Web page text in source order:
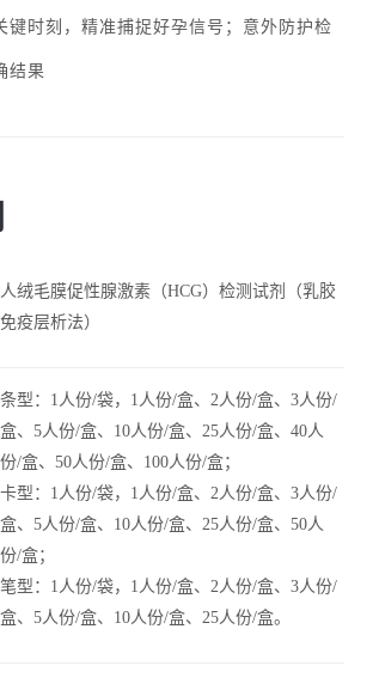
键时刻， 精准捕捉好孕信号； 意外防护检
结果
人绒毛膜促性腺激素（HCG）检测试剂（乳胶
免疫层析法）
条型：1人份/袋，1人份/盒、2人份/盒、3人份/
盒、5人份/盒、10人份/盒、25人份/盒、40人
份/盒、50人份/盒、100人份/盒；
卡型：1人份/袋，1人份/盒、2人份/盒、3人份/
盒、5人份/盒、10人份/盒、25人份/盒、50人
份/盒；
笔型：1人份/袋，1人份/盒、2人份/盒、3人份/
盒、5人份/盒、10人份/盒、25人份/盒。